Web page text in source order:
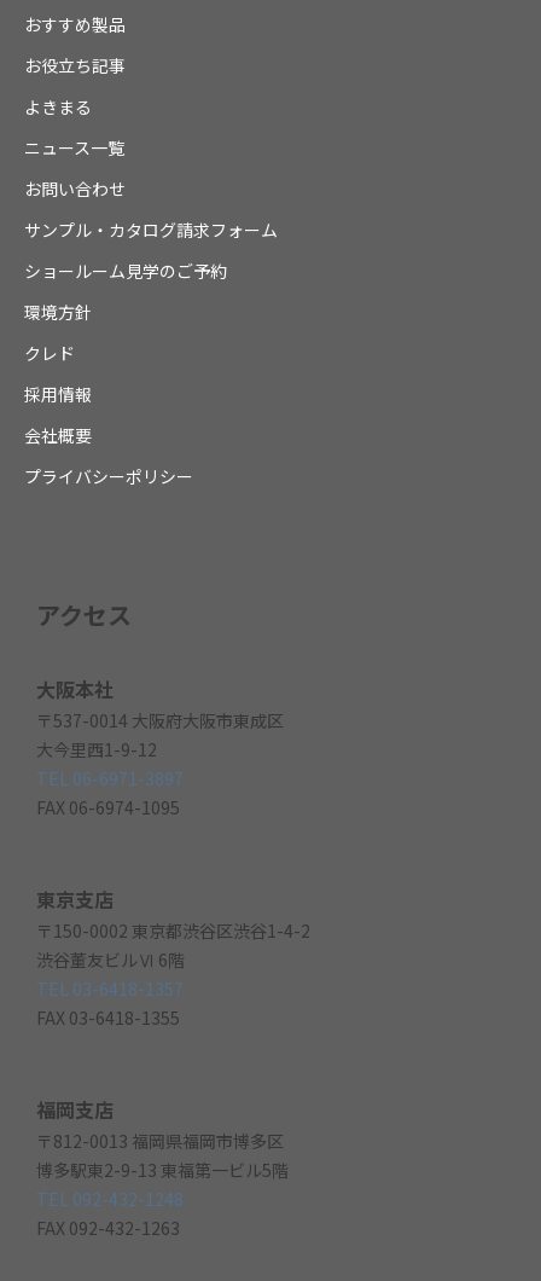
おすすめ製品
お役立ち記事
よきまる
ニュース一覧
お問い合わせ
サンプル・カタログ請求フォーム
ショールーム見学のご予約
環境方針
クレド
採用情報
会社概要
プライバシーポリシー
アクセス
大阪本社
〒537-0014 大阪府大阪市東成区
大今里西1-9-12
TEL 06-6971-3897
FAX 06-6974-1095
東京支店
〒150-0002 東京都渋谷区渋谷1-4-2
渋谷董友ビルⅥ 6階
TEL 03-6418-1357
FAX 03-6418-1355
福岡支店
〒812-0013 福岡県福岡市博多区
博多駅東2-9-13 東福第一ビル5階
TEL 092-432-1248
FAX 092-432-1263